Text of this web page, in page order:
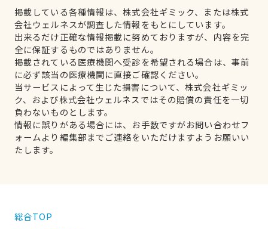
掲載している各種情報は、株式会社ギミック、または株式
会社ウェルネスが調査した情報をもとにしています。
出来るだけ正確な情報掲載に努めておりますが、内容を完
全に保証するものではありません。
掲載されている医療機関へ受診を希望される場合は、事前
に必ず該当の医療機関に直接ご確認ください。
当サービスによって生じた損害について、株式会社ギミッ
ク、および株式会社ウェルネスではその賠償の責任を一切
負わないものとします。
情報に誤りがある場合には、お手数ですがお問い合わせフ
ォームより編集部までご連絡をいただけますようお願いい
たします。
総合TOP